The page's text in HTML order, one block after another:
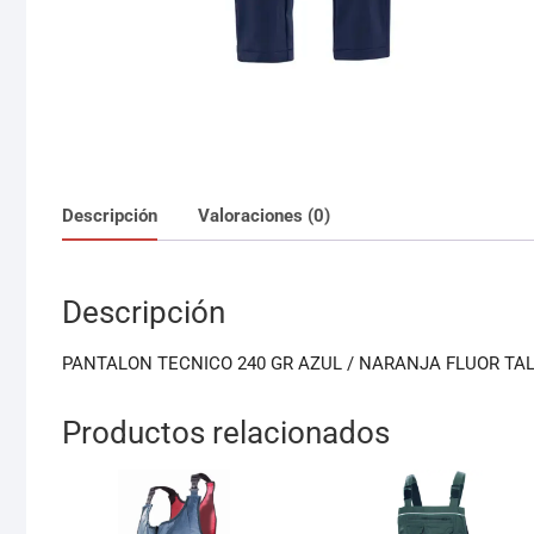
Descripción Valoraciones (0)
Descripción
PANTALON TECNICO 240 GR AZUL / NARANJA FLUOR
Productos relacionados